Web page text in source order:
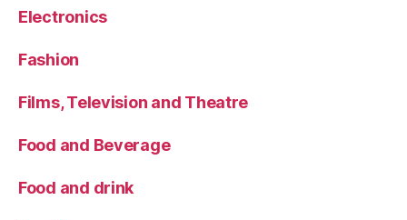
Electronics
Fashion
Films, Television and Theatre
Food and Beverage
Food and drink